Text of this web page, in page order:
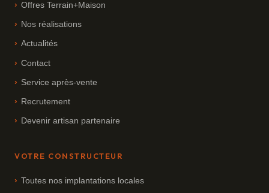
Offres Terrain+Maison
Nos réalisations
Actualités
Contact
Service après-vente
Recrutement
Devenir artisan partenaire
VOTRE CONSTRUCTEUR
Toutes nos implantations locales